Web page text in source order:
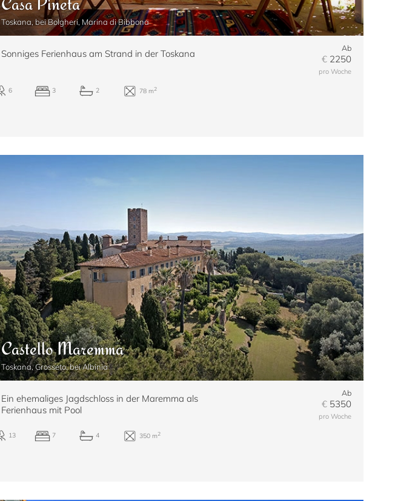
Toskana, bei Bolgheri, Marina di Bibbona
Sonniges Ferienhaus am Strand in der Toskana Ab
€ 2250
pro Woche
Castello Maremma
Toskana, Grosseto, bei Albinia
Ein ehemaliges Jagdschloss in der Maremma als
Ferienhaus mit Pool
Ab
€ 5350
pro Woche